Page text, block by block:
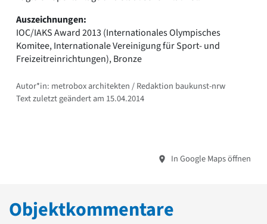
Auszeichnungen:
IOC/IAKS Award 2013 (Internationales Olympisches
Komitee, Internationale Vereinigung für Sport- und
Freizeitreinrichtungen), Bronze
Autor*in: metrobox architekten / Redaktion baukunst-nrw
Text zuletzt geändert am 15.04.2014
In Google Maps öffnen
Objektkommentare